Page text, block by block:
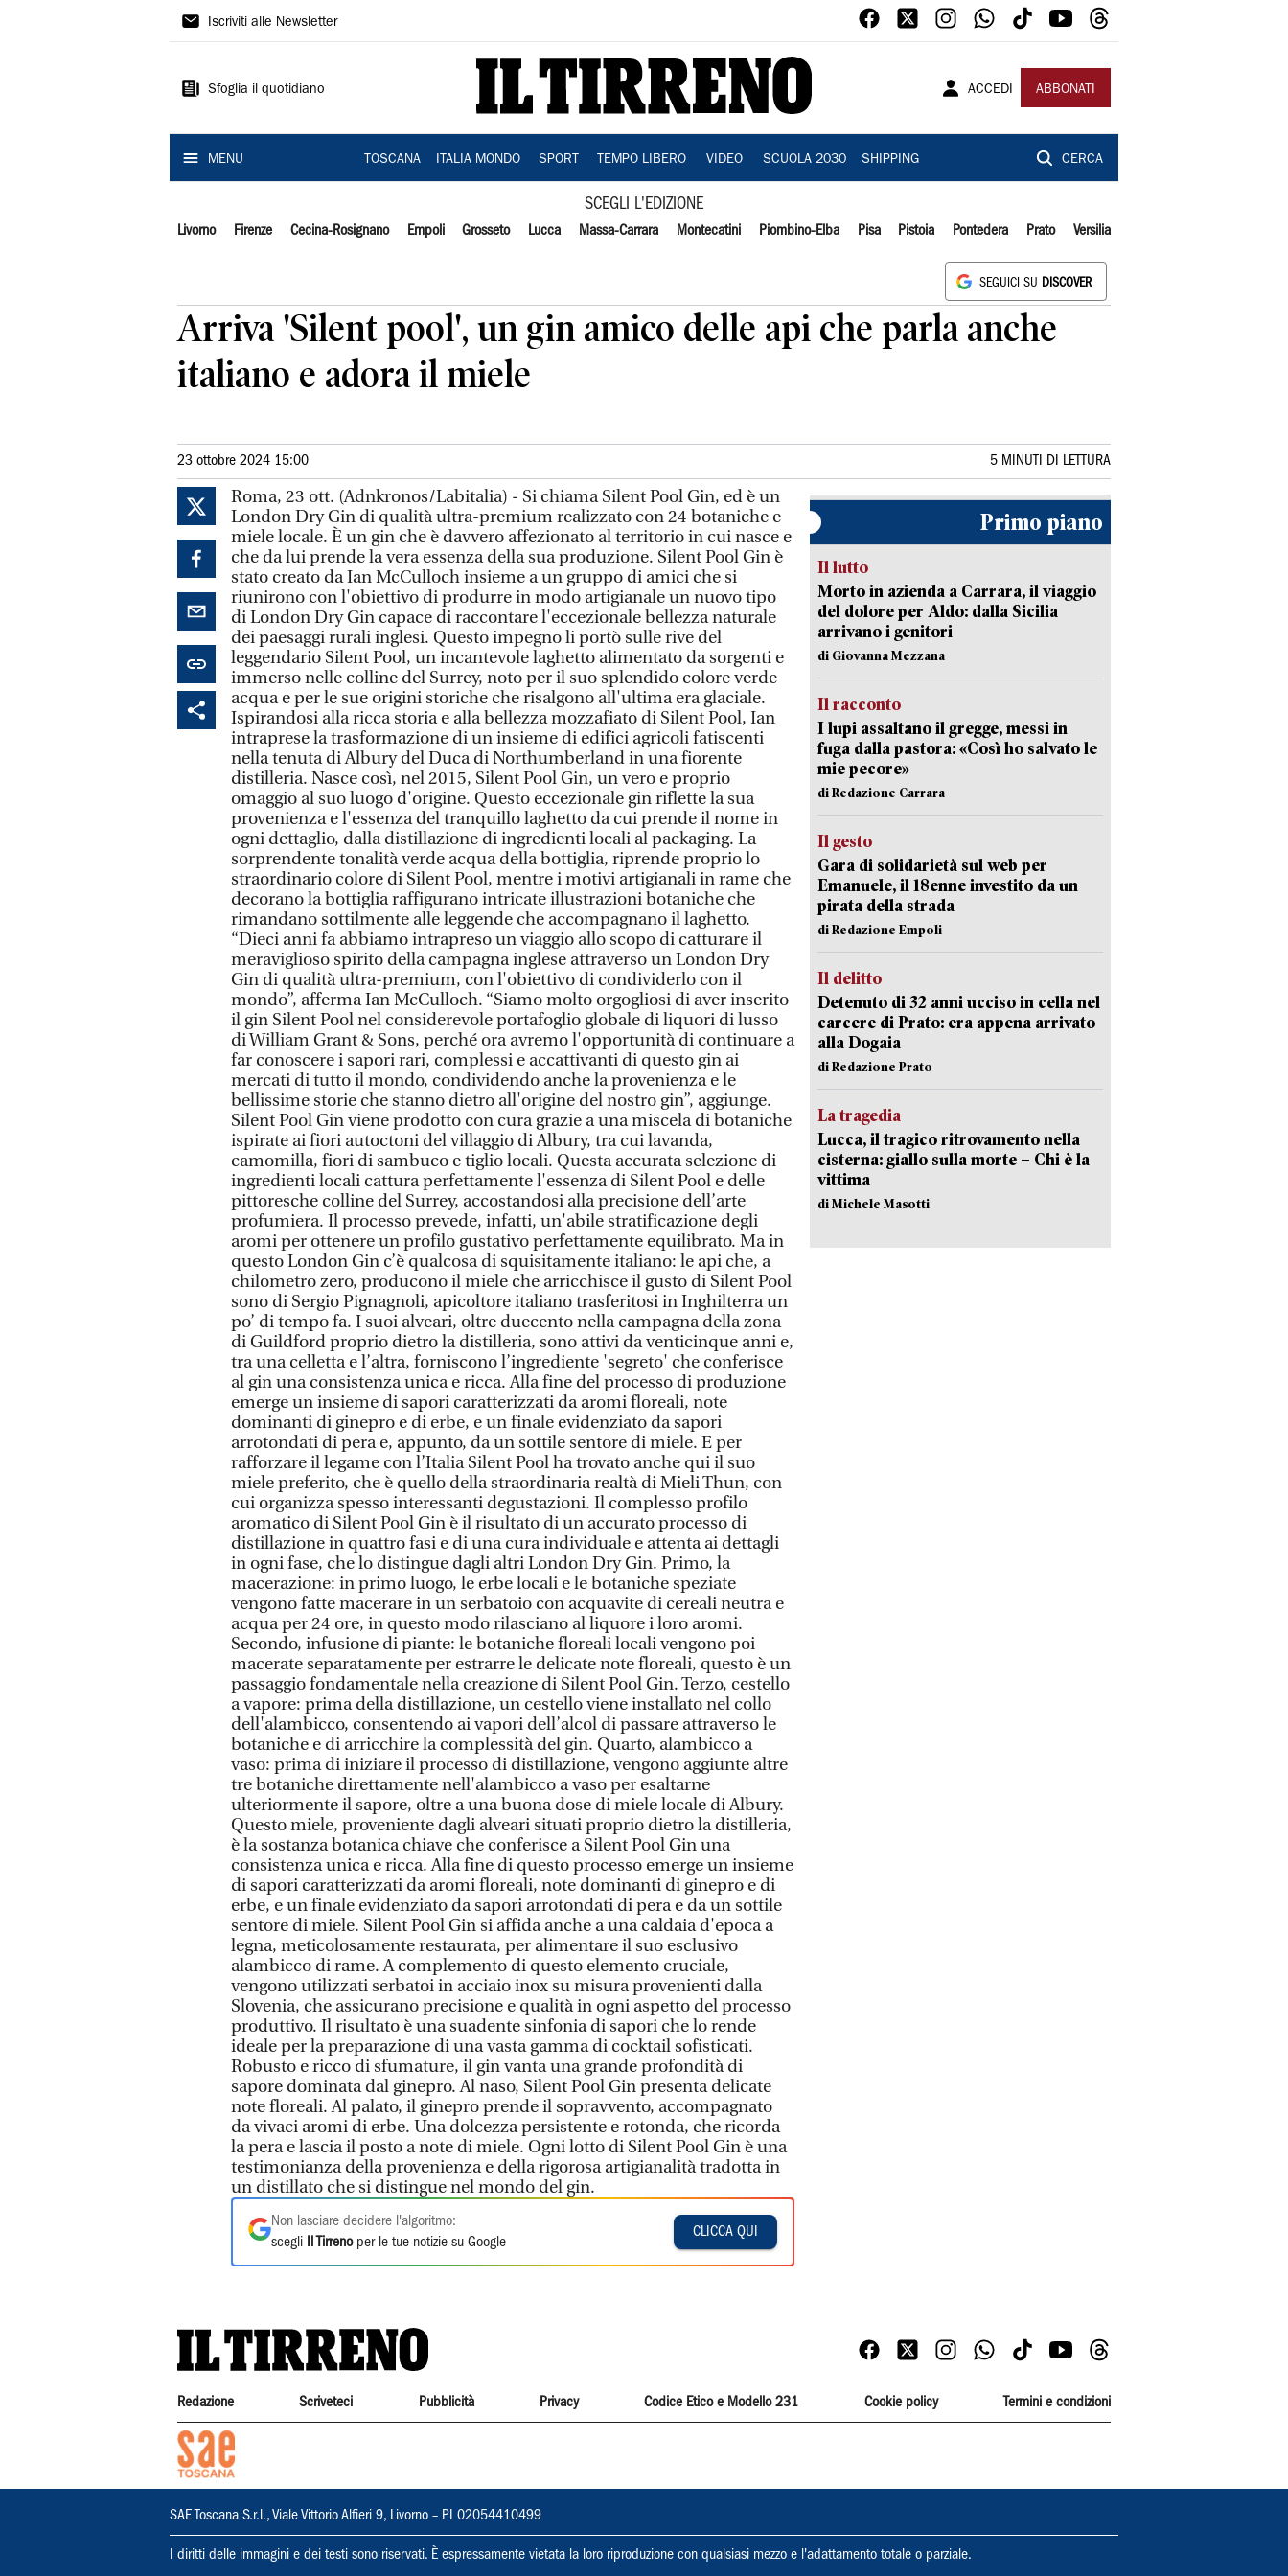
Il
Iscriviti alle Newsletter
Sfoglia il quotidiano ACCEDI ABBONATI
MENU TOSCANA ITALIA MONDO SPORT TEMPO LIBERO VIDEO SCUOLA 2030 SHIPPING CERCA
SCEGLI L'EDIZIONE
Livorno Firenze Cecina-Rosignano Empoli Grosseto Lucca Massa-Carrara Montecatini Piombino-Elba Pisa Pistoia Pontedera Prato Versilia
SEGUICI SU DISCOVER
Arriva 'Silent pool', un gin amico delle api che parla anche
italiano e adora il miele
23 ottobre 2024 15:00 5 MINUTI DI LETTURA
Roma, 23 ott. (Adnkronos/Labitalia) - Si chiama Silent Pool Gin, ed è un
London Dry Gin di qualità ultra-premium realizzato con 24 botaniche e
miele locale. È un gin che è davvero affezionato al territorio in cui nasce e
che da lui prende la vera essenza della sua produzione. Silent Pool Gin è
stato creato da Ian McCulloch insieme a un gruppo di amici che si
riunirono con l'obiettivo di produrre in modo artigianale un nuovo tipo
di London Dry Gin capace di raccontare l'eccezionale bellezza naturale
dei paesaggi rurali inglesi. Questo impegno li portò sulle rive del
leggendario Silent Pool, un incantevole laghetto alimentato da sorgenti e
immerso nelle colline del Surrey, noto per il suo splendido colore verde
acqua e per le sue origini storiche che risalgono all'ultima era glaciale.
Ispirandosi alla ricca storia e alla bellezza mozzafiato di Silent Pool, Ian
intraprese la trasformazione di un insieme di edifici agricoli fatiscenti
nella tenuta di Albury del Duca di Northumberland in una fiorente
distilleria. Nasce così, nel 2015, Silent Pool Gin, un vero e proprio
omaggio al suo luogo d'origine. Questo eccezionale gin riflette la sua
provenienza e l'essenza del tranquillo laghetto da cui prende il nome in
ogni dettaglio, dalla distillazione di ingredienti locali al packaging. La
sorprendente tonalità verde acqua della bottiglia, riprende proprio lo
straordinario colore di Silent Pool, mentre i motivi artigianali in rame che
decorano la bottiglia raffigurano intricate illustrazioni botaniche che
rimandano sottilmente alle leggende che accompagnano il laghetto.
“Dieci anni fa abbiamo intrapreso un viaggio allo scopo di catturare il
meraviglioso spirito della campagna inglese attraverso un London Dry
Gin di qualità ultra-premium, con l'obiettivo di condividerlo con il
mondo”, afferma Ian McCulloch. “Siamo molto orgogliosi di aver inserito
il gin Silent Pool nel considerevole portafoglio globale di liquori di lusso
di William Grant & Sons, perché ora avremo l'opportunità di continuare a
far conoscere i sapori rari, complessi e accattivanti di questo gin ai
mercati di tutto il mondo, condividendo anche la provenienza e le
bellissime storie che stanno dietro all'origine del nostro gin”, aggiunge.
Silent Pool Gin viene prodotto con cura grazie a una miscela di botaniche
ispirate ai fiori autoctoni del villaggio di Albury, tra cui lavanda,
camomilla, fiori di sambuco e tiglio locali. Questa accurata selezione di
ingredienti locali cattura perfettamente l'essenza di Silent Pool e delle
pittoresche colline del Surrey, accostandosi alla precisione dell’arte
profumiera. Il processo prevede, infatti, un'abile stratificazione degli
aromi per ottenere un profilo gustativo perfettamente equilibrato. Ma in
questo London Gin c’è qualcosa di squisitamente italiano: le api che, a
chilometro zero, producono il miele che arricchisce il gusto di Silent Pool
sono di Sergio Pignagnoli, apicoltore italiano trasferitosi in Inghilterra un
po’ di tempo fa. I suoi alveari, oltre duecento nella campagna della zona
di Guildford proprio dietro la distilleria, sono attivi da venticinque anni e,
tra una celletta e l’altra, forniscono l’ingrediente 'segreto' che conferisce
al gin una consistenza unica e ricca. Alla fine del processo di produzione
emerge un insieme di sapori caratterizzati da aromi floreali, note
dominanti di ginepro e di erbe, e un finale evidenziato da sapori
arrotondati di pera e, appunto, da un sottile sentore di miele. E per
rafforzare il legame con l’Italia Silent Pool ha trovato anche qui il suo
miele preferito, che è quello della straordinaria realtà di Mieli Thun, con
cui organizza spesso interessanti degustazioni. Il complesso profilo
aromatico di Silent Pool Gin è il risultato di un accurato processo di
distillazione in quattro fasi e di una cura individuale e attenta ai dettagli
in ogni fase, che lo distingue dagli altri London Dry Gin. Primo, la
macerazione: in primo luogo, le erbe locali e le botaniche speziate
vengono fatte macerare in un serbatoio con acquavite di cereali neutra e
acqua per 24 ore, in questo modo rilasciano al liquore i loro aromi.
Secondo, infusione di piante: le botaniche floreali locali vengono poi
macerate separatamente per estrarre le delicate note floreali, questo è un
passaggio fondamentale nella creazione di Silent Pool Gin. Terzo, cestello
a vapore: prima della distillazione, un cestello viene installato nel collo
dell'alambicco, consentendo ai vapori dell’alcol di passare attraverso le
botaniche e di arricchire la complessità del gin. Quarto, alambicco a
vaso: prima di iniziare il processo di distillazione, vengono aggiunte altre
tre botaniche direttamente nell'alambicco a vaso per esaltarne
ulteriormente il sapore, oltre a una buona dose di miele locale di Albury.
Questo miele, proveniente dagli alveari situati proprio dietro la distilleria,
è la sostanza botanica chiave che conferisce a Silent Pool Gin una
consistenza unica e ricca. Alla fine di questo processo emerge un insieme
di sapori caratterizzati da aromi floreali, note dominanti di ginepro e di
erbe, e un finale evidenziato da sapori arrotondati di pera e da un sottile
sentore di miele. Silent Pool Gin si affida anche a una caldaia d'epoca a
legna, meticolosamente restaurata, per alimentare il suo esclusivo
alambicco di rame. A complemento di questo elemento cruciale,
vengono utilizzati serbatoi in acciaio inox su misura provenienti dalla
Slovenia, che assicurano precisione e qualità in ogni aspetto del processo
produttivo. Il risultato è una suadente sinfonia di sapori che lo rende
ideale per la preparazione di una vasta gamma di cocktail sofisticati.
Robusto e ricco di sfumature, il gin vanta una grande profondità di
sapore dominata dal ginepro. Al naso, Silent Pool Gin presenta delicate
note floreali. Al palato, il ginepro prende il sopravvento, accompagnato
da vivaci aromi di erbe. Una dolcezza persistente e rotonda, che ricorda
la pera e lascia il posto a note di miele. Ogni lotto di Silent Pool Gin è una
testimonianza della provenienza e della rigorosa artigianalità tradotta in
un distillato che si distingue nel mondo del gin.
Non lasciare decidere l'algoritmo:
scegli
Il Tirrenoper le tue notizie su Google
CLICCA QUI
Primo piano
Il lutto
Morto in azienda a Carrara, il viaggio
del dolore per Aldo: dalla Sicilia
arrivano i genitori
di Giovanna Mezzana
Il racconto
I lupi assaltano il gregge, messi in
fuga dalla pastora: «Così ho salvato le
mie pecore»
di Redazione Carrara
Il gesto
Gara di solidarietà sul web per
Emanuele, il 18enne investito da un
pirata della strada
di Redazione Empoli
Il delitto
Detenuto di 32 anni ucciso in cella nel
carcere di Prato: era appena arrivato
alla Dogaia
di Redazione Prato
La tragedia
Lucca, il tragico ritrovamento nella
cisterna: giallo sulla morte – Chi è la
vittima
di Michele Masotti
Redazione Scriveteci Pubblicità Privacy Codice Etico e Modello 231 Cookie policy Termini e condizioni
SAE Toscana S.r.l., Viale Vittorio Alfieri 9, Livorno – PI 02054410499
I diritti delle immagini e dei testi sono riservati. È espressamente vietata la loro riproduzione con qualsiasi mezzo e l'adattamento totale o parziale.